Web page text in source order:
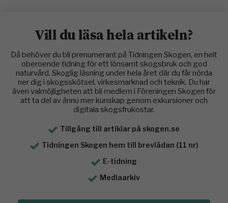
Vill du läsa hela artikeln?
Då behöver du bli prenumerant på Tidningen Skogen, en helt
oberoende tidning för ett lönsamt skogsbruk och god
naturvård. Skoglig läsning under hela året där du får nörda
ner dig i skogsskötsel, virkesmarknad och teknik. Du har
även valmöjligheten att bli medlem i Föreningen Skogen för
att ta del av ännu mer kunskap genom exkursioner och
digitala skogsfrukostar.
Tillgång till artiklar på skogen.se
Tidningen Skogen hem till brevlådan (11 nr)
E-tidning
Mediaarkiv